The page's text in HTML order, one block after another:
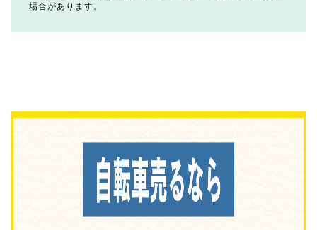
場合があります。